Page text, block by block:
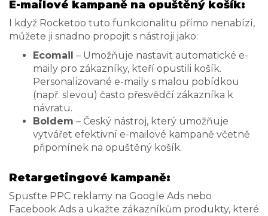
E-mailové kampaně na opuštěný košík:
I když Rocketoo tuto funkcionalitu přímo nenabízí,
můžete ji snadno propojit s nástroji jako:
Ecomail – Umožňuje nastavit automatické e-
maily pro zákazníky, kteří opustili košík.
Personalizované e-maily s malou pobídkou
(např. slevou) často přesvědčí zákazníka k
návratu.
Boldem – Český nástroj, který umožňuje
vytvářet efektivní e-mailové kampaně včetně
připomínek na opuštěný košík.
Retargetingové kampaně:
Spusťte PPC reklamy na Google Ads nebo
Facebook Ads a ukažte zákazníkům produkty, které